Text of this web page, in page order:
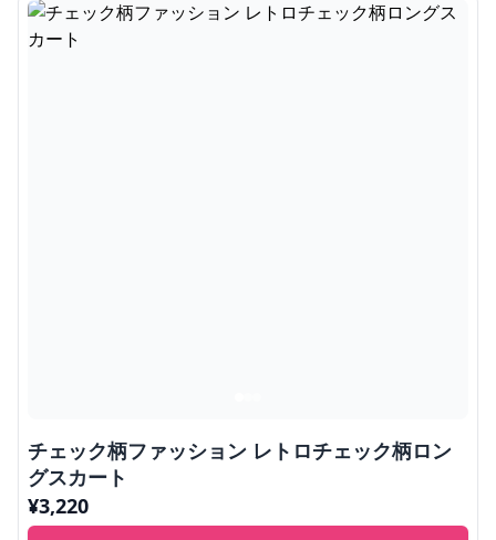
チェック柄ファッション レトロチェック柄ロン
グスカート
¥3,220